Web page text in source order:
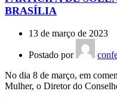
BRASÍLIA
13 de março de 2023
Postado por
No dia 8 de março, em
Mulher, o Diretor do